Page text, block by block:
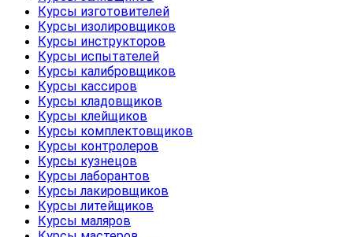
Курсы изготовителей
Курсы изолировщиков
Курсы инструкторов
Курсы испытателей
Курсы калибровщиков
Курсы кассиров
Курсы кладовщиков
Курсы клейщиков
Курсы комплектовщиков
Курсы контролеров
Курсы кузнецов
Курсы лаборантов
Курсы лакировщиков
Курсы литейщиков
Курсы маляров